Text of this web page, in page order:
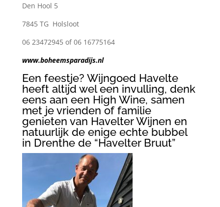
Den Hool 5
7845 TG Holsloot
06 23472945 of 06 16775164
www.boheemsparadijs.nl
Een feestje? Wijngoed Havelte
heeft altijd wel een invulling, denk
eens aan een High Wine, samen
met je vrienden of familie
genieten van Havelter Wijnen en
natuurlijk de enige echte bubbel
in Drenthe de “Havelter Bruut”